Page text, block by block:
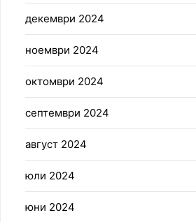
декември 2024
ноември 2024
октомври 2024
септември 2024
август 2024
юли 2024
юни 2024